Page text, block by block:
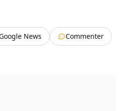
Google News
Commenter